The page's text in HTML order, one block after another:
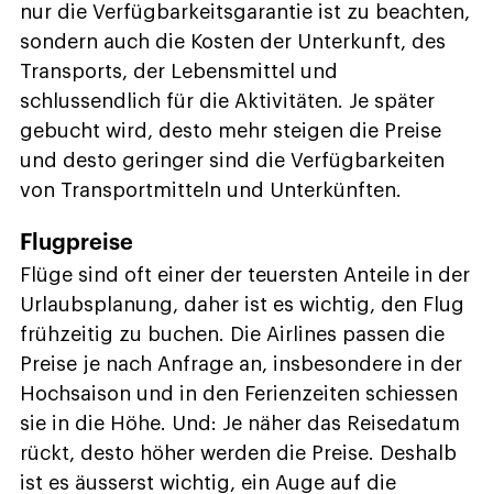
nur die Verfügbarkeitsgarantie ist zu beachten,
sondern auch die Kosten der Unterkunft, des
Transports, der Lebensmittel und
schlussendlich für die Aktivitäten. Je später
gebucht wird, desto mehr steigen die Preise
und desto geringer sind die Verfügbarkeiten
von Transportmitteln und Unterkünften.
Flugpreise
Flüge sind oft einer der teuersten Anteile in der
Urlaubsplanung, daher ist es wichtig, den Flug
frühzeitig zu buchen. Die Airlines passen die
Preise je nach Anfrage an, insbesondere in der
Hochsaison und in den Ferienzeiten schiessen
sie in die Höhe. Und: Je näher das Reisedatum
rückt, desto höher werden die Preise. Deshalb
ist es äusserst wichtig, ein Auge auf die